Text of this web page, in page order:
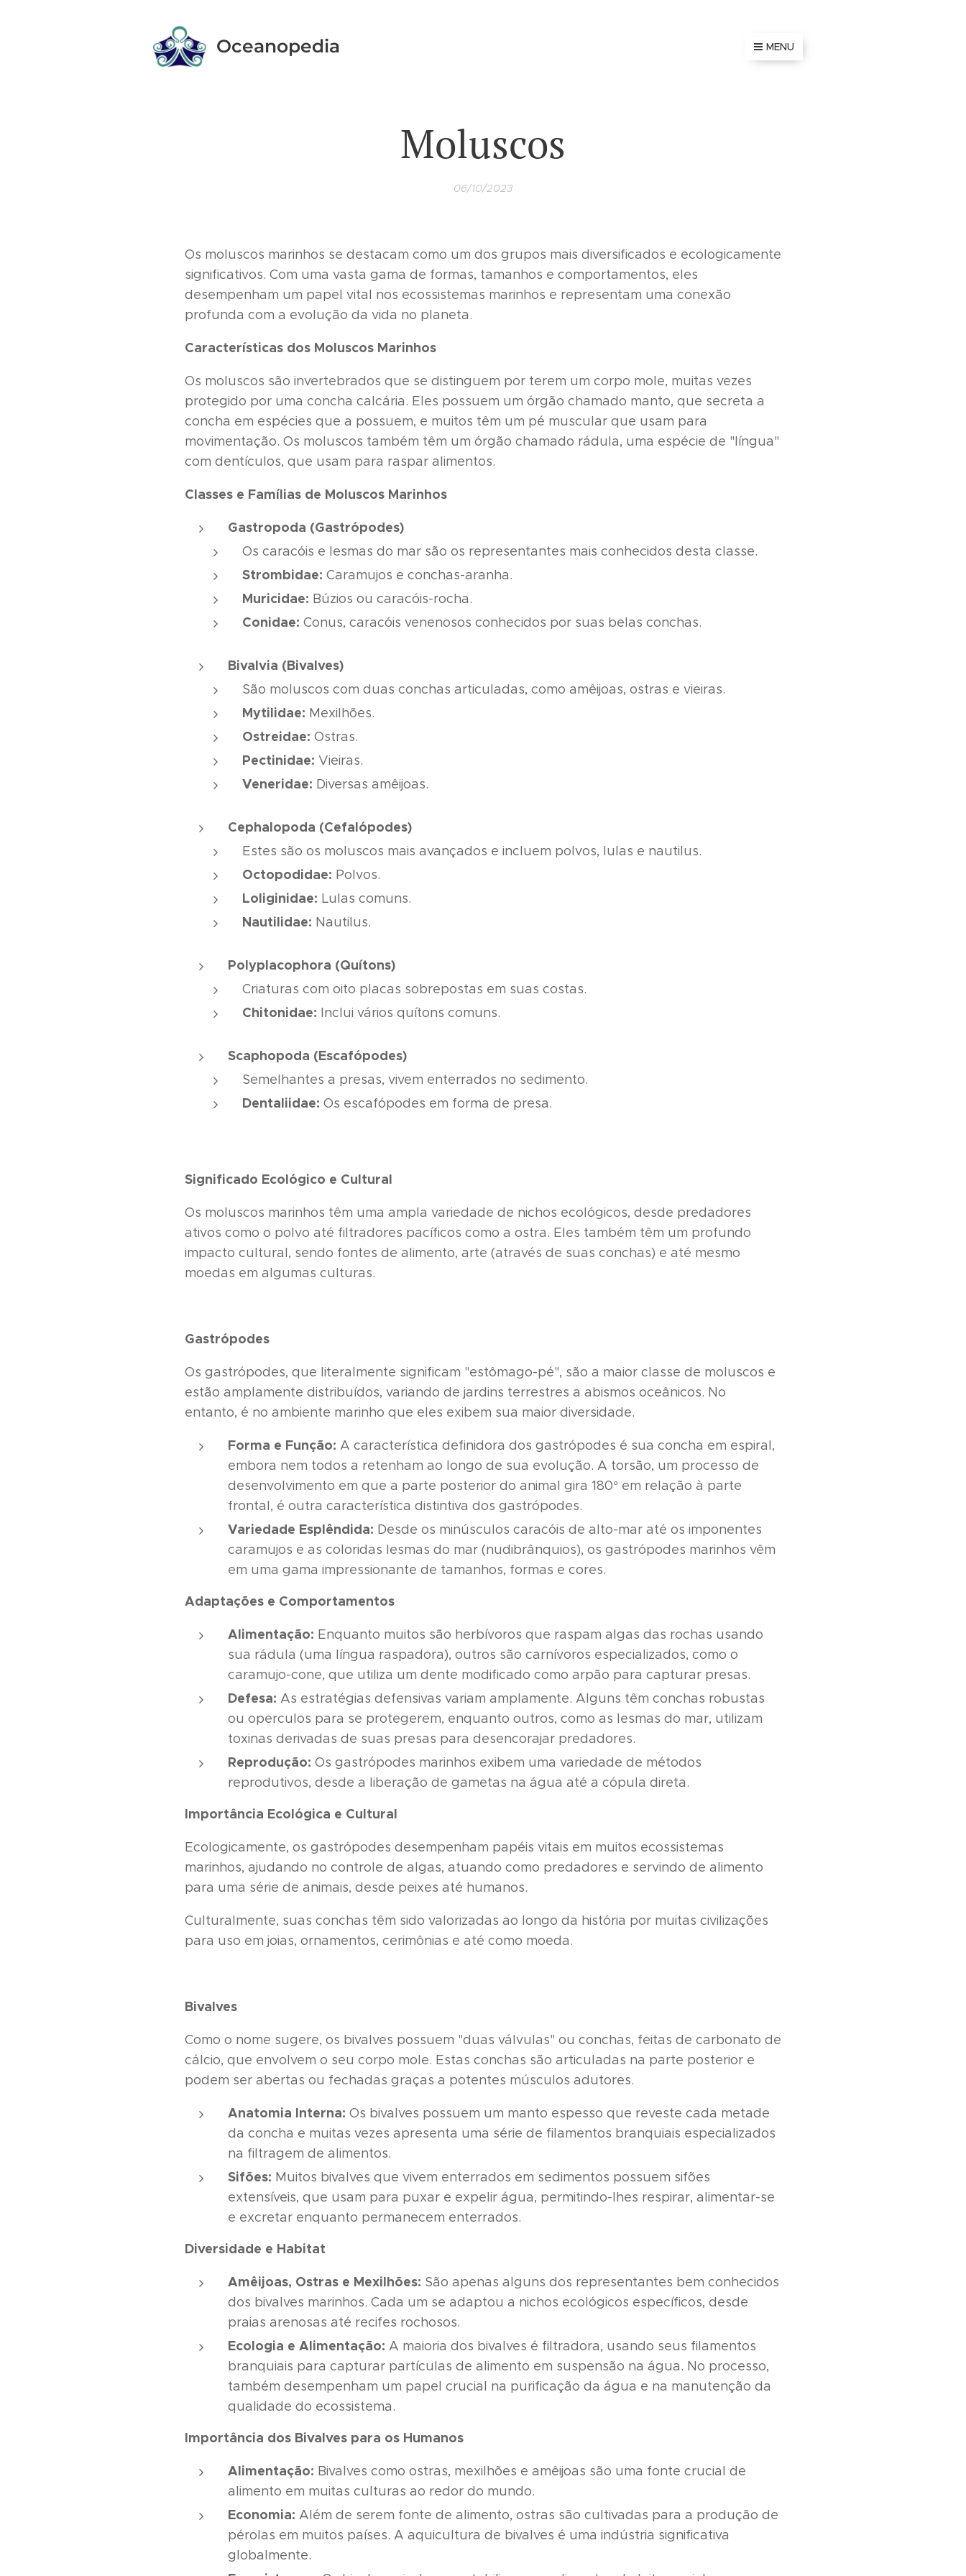
Oceanopedia MENU
Moluscos
06/10/2023
Os moluscos marinhos se destacam como um dos grupos mais diversificados e ecologicamente
significativos. Com uma vasta gama de formas, tamanhos e comportamentos, eles
desempenham um papel vital nos ecossistemas marinhos e representam uma conexão
profunda com a evolução da vida no planeta.
Características dos Moluscos Marinhos
Os moluscos são invertebrados que se distinguem por terem um corpo mole, muitas vezes
protegido por uma concha calcária. Eles possuem um órgão chamado manto, que secreta a
concha em espécies que a possuem, e muitos têm um pé muscular que usam para
movimentação. Os moluscos também têm um órgão chamado rádula, uma espécie de "língua"
com dentículos, que usam para raspar alimentos.
Classes e Famílias de Moluscos Marinhos
Gastropoda (Gastrópodes)
Os caracóis e lesmas do mar são os representantes mais conhecidos desta classe.
Strombidae: Caramujos e conchas-aranha.
Muricidae: Búzios ou caracóis-rocha.
Conidae: Conus, caracóis venenosos conhecidos por suas belas conchas.
Bivalvia (Bivalves)
São moluscos com duas conchas articuladas, como amêijoas, ostras e vieiras.
Mytilidae: Mexilhões.
Ostreidae: Ostras.
Pectinidae: Vieiras.
Veneridae: Diversas amêijoas.
Cephalopoda (Cefalópodes)
Estes são os moluscos mais avançados e incluem polvos, lulas e nautilus.
Octopodidae: Polvos.
Loliginidae: Lulas comuns.
Nautilidae: Nautilus.
Polyplacophora (Quítons)
Criaturas com oito placas sobrepostas em suas costas.
Chitonidae: Inclui vários quítons comuns.
Scaphopoda (Escafópodes)
Semelhantes a presas, vivem enterrados no sedimento.
Dentaliidae: Os escafópodes em forma de presa.
Significado Ecológico e Cultural
Os moluscos marinhos têm uma ampla variedade de nichos ecológicos, desde predadores
ativos como o polvo até filtradores pacíficos como a ostra. Eles também têm um profundo
impacto cultural, sendo fontes de alimento, arte (através de suas conchas) e até mesmo
moedas em algumas culturas.
Gastrópodes
Os gastrópodes, que literalmente significam "estômago-pé", são a maior classe de moluscos e
estão amplamente distribuídos, variando de jardins terrestres a abismos oceânicos. No
entanto, é no ambiente marinho que eles exibem sua maior diversidade.
Forma e Função: A característica definidora dos gastrópodes é sua concha em espiral,
embora nem todos a retenham ao longo de sua evolução. A torsão, um processo de
desenvolvimento em que a parte posterior do animal gira 180° em relação à parte
frontal, é outra característica distintiva dos gastrópodes.
Variedade Esplêndida: Desde os minúsculos caracóis de alto-mar até os imponentes
caramujos e as coloridas lesmas do mar (nudibrânquios), os gastrópodes marinhos vêm
em uma gama impressionante de tamanhos, formas e cores.
Adaptações e Comportamentos
Alimentação: Enquanto muitos são herbívoros que raspam algas das rochas usando
sua rádula (uma língua raspadora), outros são carnívoros especializados, como o
caramujo-cone, que utiliza um dente modificado como arpão para capturar presas.
Defesa: As estratégias defensivas variam amplamente. Alguns têm conchas robustas
ou operculos para se protegerem, enquanto outros, como as lesmas do mar, utilizam
toxinas derivadas de suas presas para desencorajar predadores.
Reprodução: Os gastrópodes marinhos exibem uma variedade de métodos
reprodutivos, desde a liberação de gametas na água até a cópula direta.
Importância Ecológica e Cultural
Ecologicamente, os gastrópodes desempenham papéis vitais em muitos ecossistemas
marinhos, ajudando no controle de algas, atuando como predadores e servindo de alimento
para uma série de animais, desde peixes até humanos.
Culturalmente, suas conchas têm sido valorizadas ao longo da história por muitas civilizações
para uso em joias, ornamentos, cerimônias e até como moeda.
Bivalves
Como o nome sugere, os bivalves possuem "duas válvulas" ou conchas, feitas de carbonato de
cálcio, que envolvem o seu corpo mole. Estas conchas são articuladas na parte posterior e
podem ser abertas ou fechadas graças a potentes músculos adutores.
Anatomia Interna: Os bivalves possuem um manto espesso que reveste cada metade
da concha e muitas vezes apresenta uma série de filamentos branquiais especializados
na filtragem de alimentos.
Sifões: Muitos bivalves que vivem enterrados em sedimentos possuem sifões
extensíveis, que usam para puxar e expelir água, permitindo-lhes respirar, alimentar-se
e excretar enquanto permanecem enterrados.
Diversidade e Habitat
Amêijoas, Ostras e Mexilhões: São apenas alguns dos representantes bem conhecidos
dos bivalves marinhos. Cada um se adaptou a nichos ecológicos específicos, desde
praias arenosas até recifes rochosos.
Ecologia e Alimentação: A maioria dos bivalves é filtradora, usando seus filamentos
branquiais para capturar partículas de alimento em suspensão na água. No processo,
também desempenham um papel crucial na purificação da água e na manutenção da
qualidade do ecossistema.
Importância dos Bivalves para os Humanos
Alimentação: Bivalves como ostras, mexilhões e amêijoas são uma fonte crucial de
alimento em muitas culturas ao redor do mundo.
Economia: Além de serem fonte de alimento, ostras são cultivadas para a produção de
pérolas em muitos países. A aquicultura de bivalves é uma indústria significativa
globalmente.